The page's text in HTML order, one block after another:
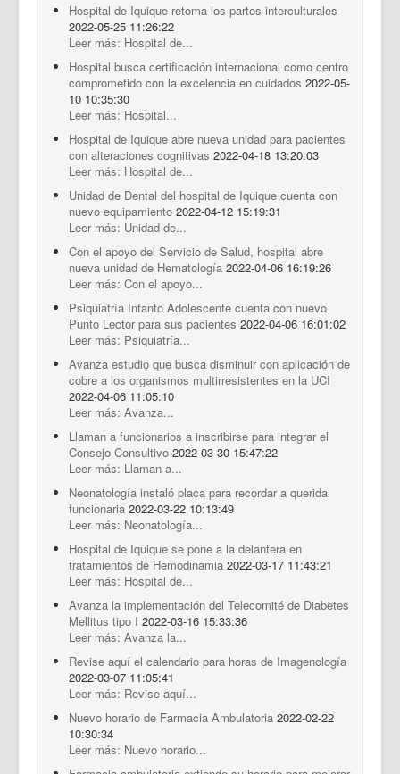
Hospital de Iquique retoma los partos interculturales
2022-05-25 11:26:22
Leer más: Hospital de...
Hospital busca certificación internacional como centro
comprometido con la excelencia en cuidados 2022-05-
10 10:35:30
Leer más: Hospital...
Hospital de Iquique abre nueva unidad para pacientes
con alteraciones cognitivas 2022-04-18 13:20:03
Leer más: Hospital de...
Unidad de Dental del hospital de Iquique cuenta con
nuevo equipamiento 2022-04-12 15:19:31
Leer más: Unidad de...
Con el apoyo del Servicio de Salud, hospital abre
nueva unidad de Hematología 2022-04-06 16:19:26
Leer más: Con el apoyo...
Psiquiatría Infanto Adolescente cuenta con nuevo
Punto Lector para sus pacientes 2022-04-06 16:01:02
Leer más: Psiquiatría...
Avanza estudio que busca disminuir con aplicación de
cobre a los organismos multirresistentes en la UCI
2022-04-06 11:05:10
Leer más: Avanza...
Llaman a funcionarios a inscribirse para integrar el
Consejo Consultivo 2022-03-30 15:47:22
Leer más: Llaman a...
Neonatología instaló placa para recordar a querida
funcionaria 2022-03-22 10:13:49
Leer más: Neonatología...
Hospital de Iquique se pone a la delantera en
tratamientos de Hemodinamia 2022-03-17 11:43:21
Leer más: Hospital de...
Avanza la implementación del Telecomité de Diabetes
Mellitus tipo I 2022-03-16 15:33:36
Leer más: Avanza la...
Revise aquí el calendario para horas de Imagenología
2022-03-07 11:05:41
Leer más: Revise aquí...
Nuevo horario de Farmacia Ambulatoria 2022-02-22
10:30:34
Leer más: Nuevo horario...